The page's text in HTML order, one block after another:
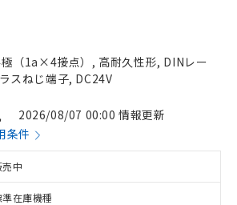
（1a×4接点）, 高耐久性形, DINレー
スねじ端子, DC24V
2026/08/07 00:00 情報更新
条件
売中
準在庫機種